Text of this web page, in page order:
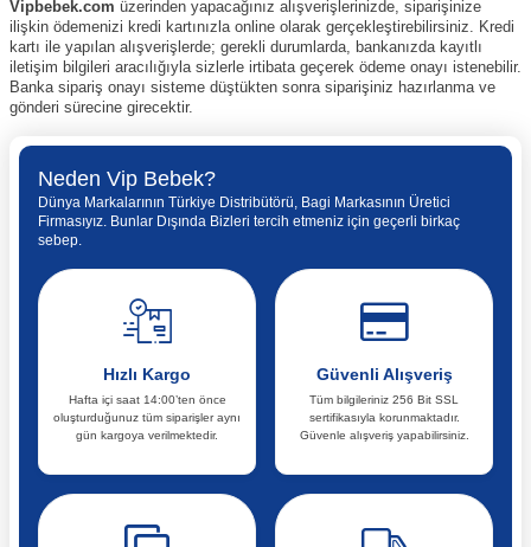
Vipbebek.com üzerinden yapacağınız alışverişlerinizde, siparişinize
ilişkin ödemenizi kredi kartınızla online olarak gerçekleştirebilirsiniz. Kredi
kartı ile yapılan alışverişlerde; gerekli durumlarda, bankanızda kayıtlı
iletişim bilgileri aracılığıyla sizlerle irtibata geçerek ödeme onayı istenebilir.
Banka sipariş onayı sisteme düştükten sonra siparişiniz hazırlanma ve
gönderi sürecine girecektir.
Neden Vip Bebek?
Dünya Markalarının Türkiye Distribütörü, Bagi Markasının Üretici
Firmasıyız. Bunlar Dışında Bizleri tercih etmeniz için geçerli birkaç
sebep.
Hızlı Kargo
Hafta içi saat 14:00’ten önce
oluşturduğunuz tüm siparişler aynı
gün kargoya verilmektedir.
Güvenli Alışveriş
Tüm bilgileriniz 256 Bit SSL
sertifikasıyla korunmaktadır.
Güvenle alışveriş yapabilirsiniz.